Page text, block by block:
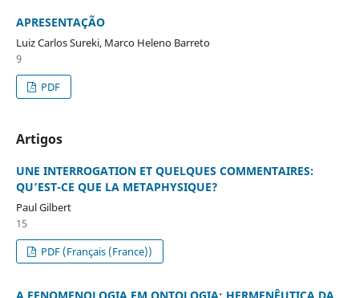
APRESENTAÇÃO
Luiz Carlos Sureki, Marco Heleno Barreto
9
PDF
Artigos
UNE INTERROGATION ET QUELQUES COMMENTAIRES:
QU’EST-CE QUE LA METAPHYSIQUE?
Paul Gilbert
15
PDF (Français (France))